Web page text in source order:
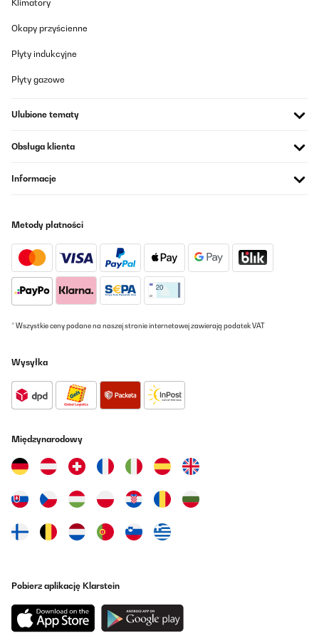
hochwertige MaterialienKontra:• Bisher keine negativen
und Tricks, die ich beim Benutzen dieser Feuerstelle entdeckt
habe:1. Verwende trockenes Holz, um das Feuer anzufachen. Das
sorgt für weniger Rauch und eine bessere Verbrennung.2. Der
Schürhaken ist wirklich praktisch, um das Feuer sicher zu
Holzstücke nachzulegen.3. Reinige den Grillrost nach dem Grillen
Grillen und das Feuermachen im Freien zu einem echten
Verwendung von hochwertigen Materialien macht sie wirklich
diese Feuerstelle nur wärmstens empfehlen. Bin sehr zufrieden
und würde ich wiederkaufen : Vielen Dank, dass ihr meine
chilligen Tag!
Amazon-Benutzer
Tłumacz
terraza del campo, calentarse y cocinar fuera algo ligero. Le da
Usuario/a de amazon
Je suis très satisfait de mon achat, pratique, efficace et très
design sur ma terrasse. Peut servir de chauffe plat ou pour
brasero qui donne une ambiance chaleureuse la nuit à la belle
Etoile. Très bon matériaux et finition je ne m’attendait pas
Utilisateur d'Amazon
Tłumacz
Klimatory
Okapy przyścienne
Płyty indukcyjne
Płyty gazowe
Ulubione tematy
Obsługa klienta
Informacje
Metody płatności
* Wszystkie ceny podane na naszej stronie internetowej zawierają podatek VAT
Wysyłka
Międzynarodowy
Pobierz aplikację Klarstein